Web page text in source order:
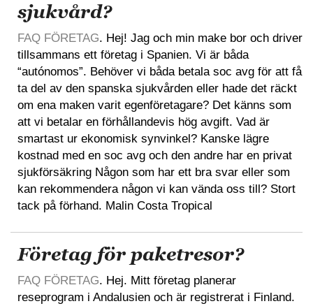
sjukvård?
FAQ FÖRETAG. Hej! Jag och min make bor och driver
tillsammans ett företag i Spanien. Vi är båda
“autónomos”. Behöver vi båda betala soc avg för att få
ta del av den spanska sjukvården eller hade det räckt
om ena maken varit egenföretagare? Det känns som
att vi betalar en förhållandevis hög avgift. Vad är
smartast ur ekonomisk synvinkel? Kanske lägre
kostnad med en soc avg och den andre har en privat
sjukförsäkring Någon som har ett bra svar eller som
kan rekommendera någon vi kan vända oss till? Stort
tack på förhand. Malin Costa Tropical
Företag för paketresor?
FAQ FÖRETAG. Hej. Mitt företag planerar
reseprogram i Andalusien och är registrerat i Finland.